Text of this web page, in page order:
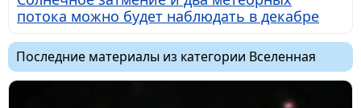
потока можно будет наблюдать в декабре
Последние материалы из категории Вселенная